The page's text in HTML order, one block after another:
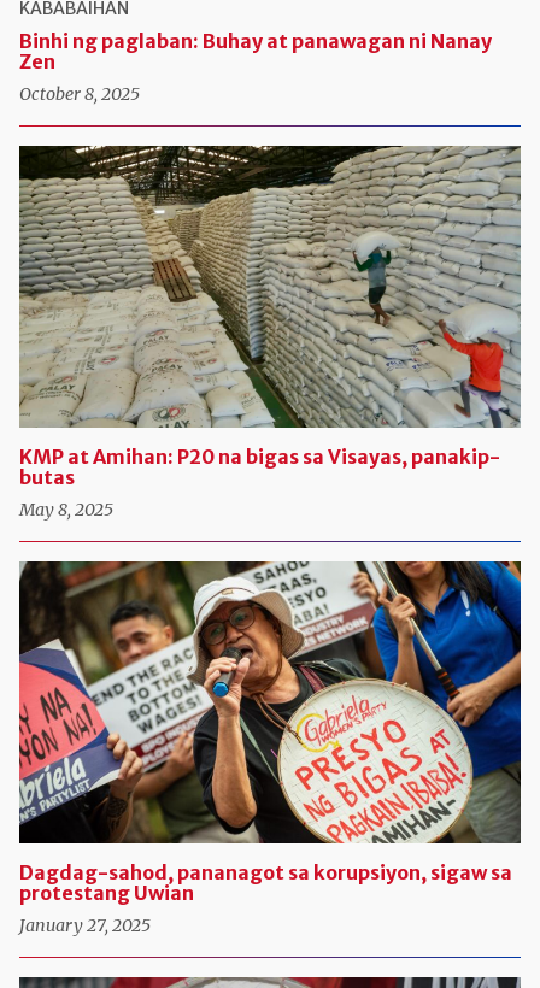
KABABAIHAN
Binhi ng paglaban: Buhay at panawagan ni Nanay
Zen
October 8, 2025
KMP at Amihan: P20 na bigas sa Visayas, panakip-
butas
May 8, 2025
Dagdag-sahod, pananagot sa korupsiyon, sigaw sa
protestang Uwian
January 27, 2025